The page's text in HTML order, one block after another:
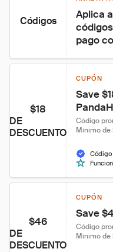
Códigos
Aplica
pago
$18
DE
DESCUENTO
CUPÓN
Save
Código
Mínimo de
$46
DE
DESCUENTO
CUPÓN
Save
Código
Mínimo de